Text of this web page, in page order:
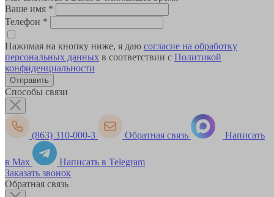
Ваше имя *
Телефон *
Нажимая на кнопку ниже, я даю согласие на обработку
персональных данных в соответствии с Политикой
конфиденциальности
Способы связи
(863) 310-000-3 Обратная связь Написать
в Max
Написать в Telegram
Заказать звонок
Обратная связь